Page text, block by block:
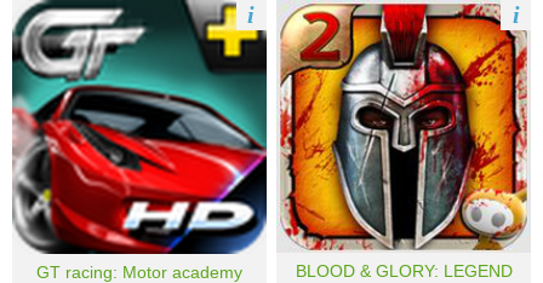
GT racing: Motor academy
i
BLOOD & GLORY: LEGEND
i